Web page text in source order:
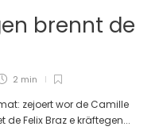
brennt de
2 min
zejoert wor de Camille
Felix Braz e kräftegen...